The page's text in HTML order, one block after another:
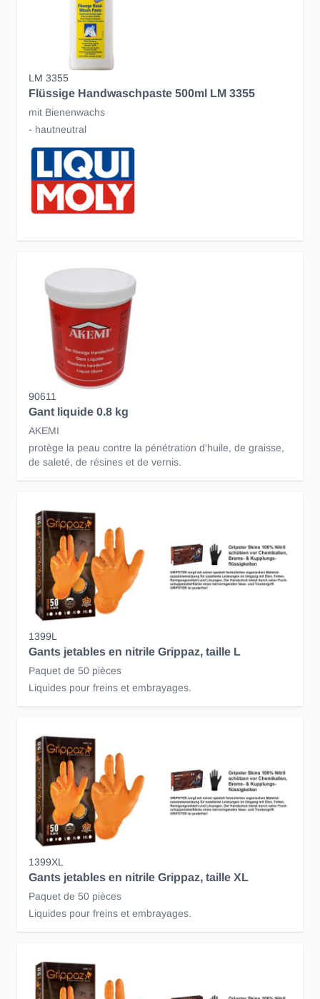
LM 3355
Flüssige Handwaschpaste 500ml LM 3355
mit Bienenwachs
- hautneutral
90611
Gant liquide 0.8 kg
AKEMI
protège la peau contre la pénétration d'huile, de graisse,
de saleté, de résines et de vernis.
1399L
Gants jetables en nitrile Grippaz, taille L
Paquet de 50 pièces
Liquides pour freins et embrayages.
1399XL
Gants jetables en nitrile Grippaz, taille XL
Paquet de 50 pièces
Liquides pour freins et embrayages.